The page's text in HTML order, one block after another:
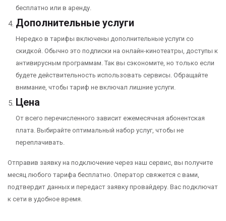
бесплатно или в аренду.
Дополнительные услуги
Нередко в тарифы включены дополнительные услуги со
скидкой. Обычно это подписки на онлайн-кинотеатры, доступы к
антивирусным программам. Так вы сэкономите, но только если
будете действительность использовать сервисы. Обращайте
внимание, чтобы тариф не включал лишние услуги.
Цена
От всего перечисленного зависит ежемесячная абонентская
плата. Выбирайте оптимальный набор услуг, чтобы не
переплачивать.
Отправив заявку на подключение через наш сервис, вы получите
месяц любого тарифа бесплатно. Оператор свяжется с вами,
подтвердит данных и передаст заявку провайдеру. Вас подключат
к сети в удобное время.